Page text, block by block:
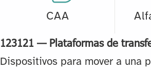
CAA
123121 — Plataformas de
Dispositivos para mover a una